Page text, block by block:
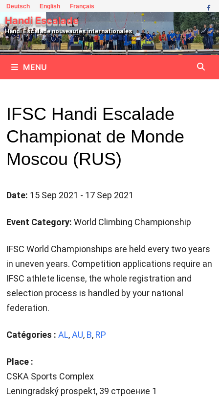
Passer
au
contenu
Deutsch English Français
Handi Escalade
Handi Escalade nouveautés internationales
MENU
IFSC Handi Escalade
Championat de Monde
Moscou (RUS)
Date: 15 Sep 2021 - 17 Sep 2021
Event Category: World Climbing Championship
IFSC World Championships are held every two years
in uneven years. Competition applications require an
IFSC athlete license, the whole registration and
selection process is handled by your national
federation.
Catégories : AL,AU, B, RP
Place :
CSKA Sports Complex
Leningradský prospekt, 39 строение 1